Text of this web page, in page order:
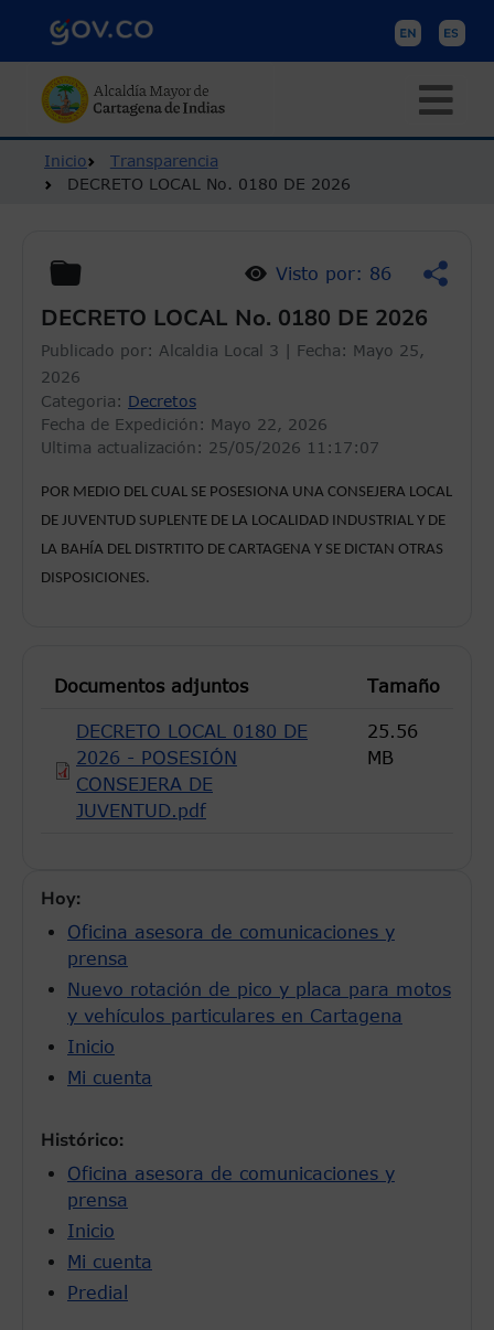
Ruta de navegación
Inicio
Transparencia
DECRETO LOCAL No. 0180 DE 2026
Visto por: 86
DECRETO LOCAL No. 0180 DE 2026
Publicado por: Alcaldia Local 3 | Fecha: Mayo 25,
2026
Categoria: Decretos
Fecha de Expedición: Mayo 22, 2026
Ultima actualización: 25/05/2026 11:17:07
POR MEDIO DEL CUAL SE POSESIONA UNA CONSEJERA LOCAL
DE JUVENTUD SUPLENTE DE LA LOCALIDAD INDUSTRIAL Y DE
LA BAHÍA DEL DISTRTITO DE CARTAGENA Y SE DICTAN OTRAS
DISPOSICIONES.
Documentos adjuntos Tamaño
DECRETO LOCAL 0180 DE
2026 - POSESIÓN
CONSEJERA DE
JUVENTUD.pdf
25.56
MB
Hoy:
Oficina asesora de comunicaciones y
prensa
Nuevo rotación de pico y placa para motos
y vehículos particulares en Cartagena
Inicio
Mi cuenta
Histórico:
Oficina asesora de comunicaciones y
prensa
Inicio
Mi cuenta
Predial